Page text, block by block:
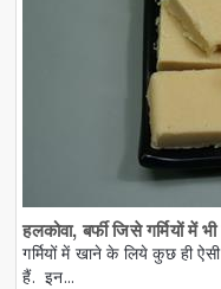
हलकोवा, बर्फी जिसे गर्मियों
गर्मियों में खाने के लिये कुछ ही
हैं. इन...